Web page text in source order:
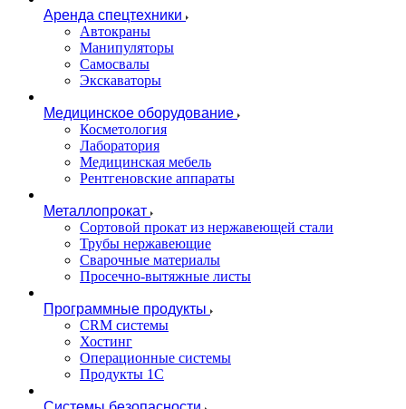
Аренда спецтехники
Автокраны
Манипуляторы
Самосвалы
Экскаваторы
Медицинское оборудование
Косметология
Лаборатория
Медицинская мебель
Рентгеновские аппараты
Металлопрокат
Сортовой прокат из нержавеющей стали
Трубы нержавеющие
Сварочные материалы
Просечно-вытяжные листы
Программные продукты
CRM системы
Хостинг
Операционные системы
Продукты 1С